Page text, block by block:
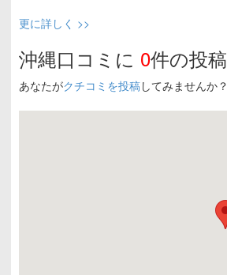
更に詳しく >>
沖縄口コミに 0件の投稿
あなたがクチコミを投稿してみませんか？